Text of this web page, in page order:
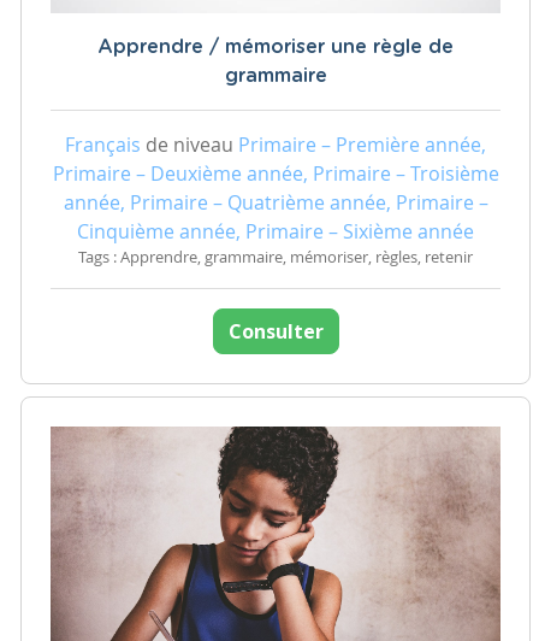
Apprendre / mémoriser une règle de
grammaire
Français de niveau Primaire – Première année,
Primaire – Deuxième année, Primaire – Troisième
année, Primaire – Quatrième année, Primaire –
Cinquième année, Primaire – Sixième année
Tags : Apprendre, grammaire, mémoriser, règles, retenir
Consulter